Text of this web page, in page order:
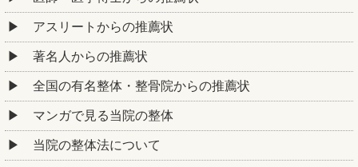
アスリートからの推薦状
著名人からの推薦状
全国の有名整体・整骨院からの推薦状
マンガで見る当院の整体
当院の整体法について